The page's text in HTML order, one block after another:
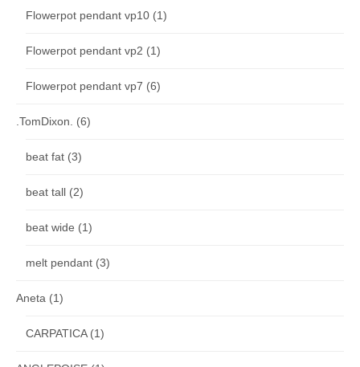
Flowerpot pendant vp10 (1)
Flowerpot pendant vp2 (1)
Flowerpot pendant vp7 (6)
.TomDixon. (6)
beat fat (3)
beat tall (2)
beat wide (1)
melt pendant (3)
Aneta (1)
CARPATICA(1)